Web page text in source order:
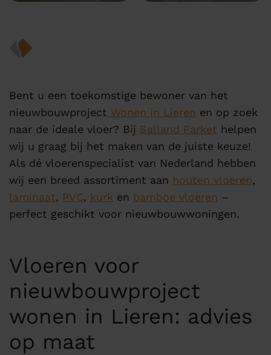
Bent u een toekomstige bewoner van het
nieuwbouwproject Wonen in Lieren en op zoek
naar de ideale vloer? Bij Salland Parket helpen
wij u graag bij het maken van de juiste keuze!
Als dé vloerenspecialist van Nederland hebben
wij een breed assortiment aan houten vloeren,
laminaat, PVC, kurk en bamboe vloeren –
perfect geschikt voor nieuwbouwwoningen.
Vloeren voor
nieuwbouwproject
wonen in Lieren: advies
op maat